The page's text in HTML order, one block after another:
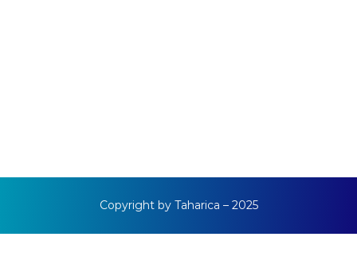
Copyright by Taharica – 2025